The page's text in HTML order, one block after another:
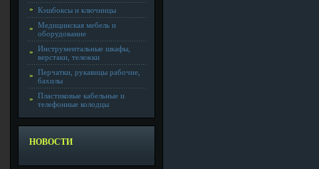
Кэшбоксы и ключницы
Медицинская мебель и
оборудование
Инструментальные шкафы,
верстаки, тележки
Перчатки, рукавицы рабочие,
бахилы
Пластиковые кабельные и
телефонные колодцы
НОВОСТИ